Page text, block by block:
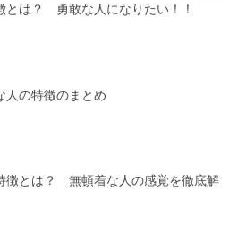
とは？ 勇敢な人になりたい！！
人の特徴のまとめ
徴とは？ 無頓着な人の感覚を徹底解